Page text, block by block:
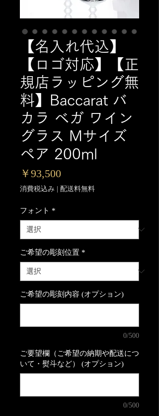
【名入れ代込】
【ロゴ対応】【正
規店ラッピング無
料】Baccarat バ
カラ ベガ ワイン
グラス Mサイズ
ペア 200ml
￥93,500価
格
消費税込み | 配送料無料
フォント *
ご希望の彫刻位置 *
ご希望の彫刻内容 (オプション)
0/500
ご要望欄（ご希望の納期や配送につ
いて・熨斗など） (オプション)
0/500